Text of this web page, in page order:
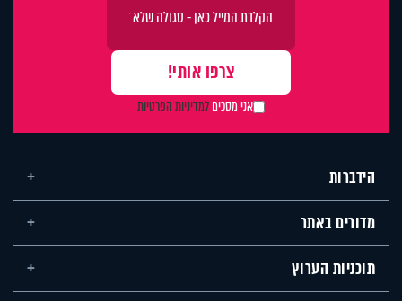
אני מסכיםלמדיניות הפרטיות
הידברות
מדורים באתר
תוכניות הערוץ